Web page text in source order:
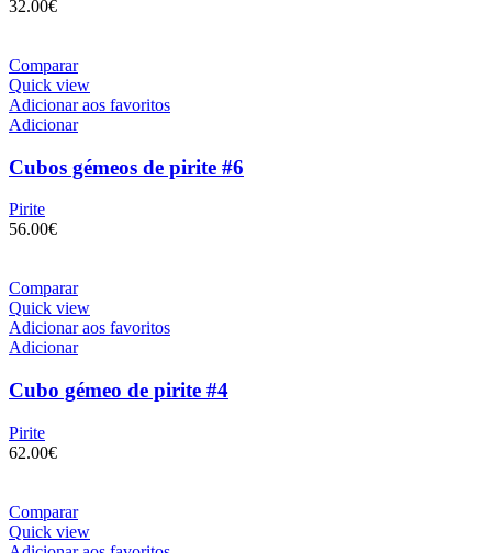
32.00€
Comparar
Quick view
Adicionar aos favoritos
Adicionar
Cubos gémeos de pirite #6
Pirite
56.00€
Comparar
Quick view
Adicionar aos favoritos
Adicionar
Cubo gémeo de pirite #4
Pirite
62.00€
Comparar
Quick view